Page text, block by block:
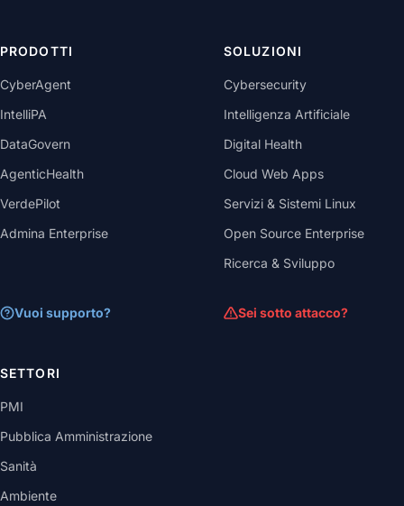
PRODOTTI
CyberAgent
IntelliPA
DataGovern
AgenticHealth
VerdePilot
Admina Enterprise
Vuoi supporto?
SOLUZIONI
Cybersecurity
Intelligenza Artificiale
Digital Health
Cloud Web Apps
Servizi & Sistemi Linux
Open Source Enterprise
Ricerca & Sviluppo
Sei sotto attacco?
SETTORI
PMI
Pubblica Amministrazione
Sanità
Ambiente